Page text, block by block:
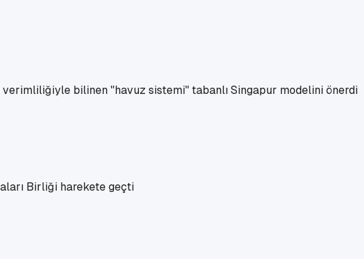
bilinen "havuz sistemi" tabanlı Singapur modelini önerdi
Birliği harekete geçti